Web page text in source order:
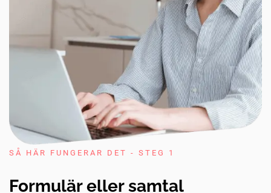
SÅ HÄR FUNGERAR DET - STEG 1
Formulär eller samtal